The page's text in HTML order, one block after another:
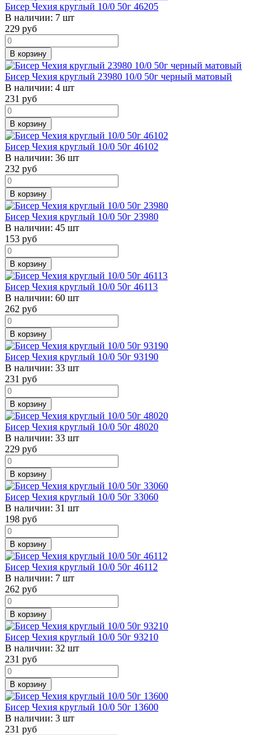
Бисер Чехия круглый 10/0 50г 46205
В наличии: 7 шт
229 руб
В корзину
Бисер Чехия круглый 23980 10/0 50г черный матовый
В наличии: 4 шт
231 руб
В корзину
Бисер Чехия круглый 10/0 50г 46102
В наличии: 36 шт
232 руб
В корзину
Бисер Чехия круглый 10/0 50г 23980
В наличии: 45 шт
153 руб
В корзину
Бисер Чехия круглый 10/0 50г 46113
В наличии: 60 шт
262 руб
В корзину
Бисер Чехия круглый 10/0 50г 93190
В наличии: 33 шт
231 руб
В корзину
Бисер Чехия круглый 10/0 50г 48020
В наличии: 33 шт
229 руб
В корзину
Бисер Чехия круглый 10/0 50г 33060
В наличии: 31 шт
198 руб
В корзину
Бисер Чехия круглый 10/0 50г 46112
В наличии: 7 шт
262 руб
В корзину
Бисер Чехия круглый 10/0 50г 93210
В наличии: 32 шт
231 руб
В корзину
Бисер Чехия круглый 10/0 50г 13600
В наличии: 3 шт
231 руб